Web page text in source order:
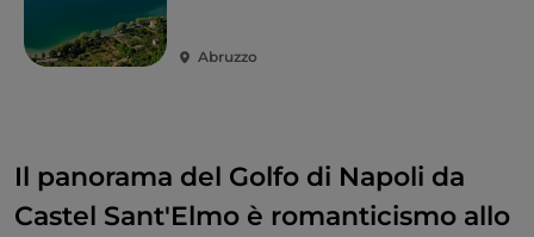
Abruzzo
Il panorama del Golfo di Napoli da
Castel Sant'Elmo è romanticismo allo